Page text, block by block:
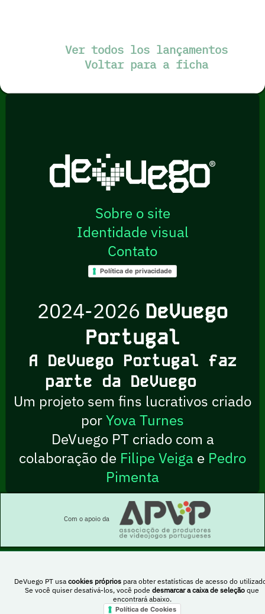
Ver todos los lançamentos
Voltar para a ficha
DeVuego PT usa cookies própriospara obter estatísticas de acesso do
Se você quiser desativá-los, você pode desmarcar a caixa de seleção que
encontrará abaixo.
Política de Cookies
Sobre o site
Identidade visual
Contato
Política de privacidade
2024-2026 DeVuego
Portugal
A DeVuego Portugal faz
parte da DeVuego
Um projeto sem fins lucrativos criado
porYova Turnes
DeVuego PT criado com a
colaboração de Filipe Veiga e Pedro
Pimenta
Com o apoio da
Esta obra está sob uma licença Creative Commons Atribuição-NãoComercial-
PartilhaIgual 4.0 Internacional